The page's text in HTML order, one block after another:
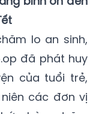
lo an sinh,
đã phát huy
của tuổi trẻ,
các đơn vị